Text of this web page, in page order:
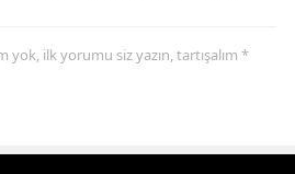
yok, ilk yorumu siz yazın, tartışalım *